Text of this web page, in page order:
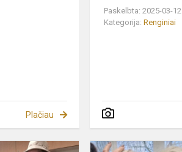
Plačiau
Paskelbta: 2025-03-12
Kategorija:Renginiai
Kaziukas